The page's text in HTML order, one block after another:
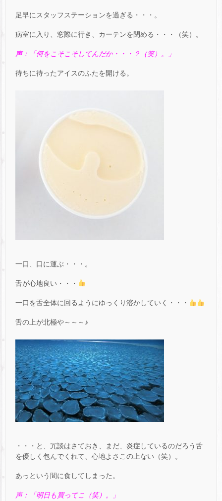
足早にスタッフステーションを過ぎる・・・。
病室に入り、窓際に行き、カーテンを閉める・・・（笑）。
声：「何をこそこそしてんだか・・・？（笑）。」
待ちに待ったアイスのふたを開ける。
一口、口に運ぶ・・・。
舌が心地良い・・・
一口を舌全体に回るようにゆっくり溶かしていく・・・
舌の上が北極や～～～♪
・・・と、冗談はさておき、まだ、炎症しているのだろう舌
を優しく包んでくれて、心地よさこの上ない（笑）。
あっという間に食してしまった。
声：「明日も買ってこ（笑）。」